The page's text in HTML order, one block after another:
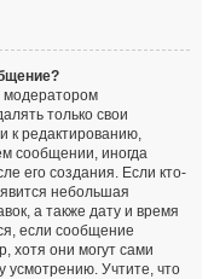
модератором
только свои
к редактированию,
сообщении, иногда
его создания. Если кто-
небольшая
а также дату и время
если сообщение
хотя они могут сами
усмотрению. Учтите, что